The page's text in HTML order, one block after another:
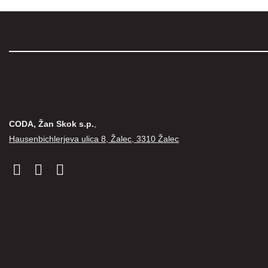
CODA, Žan Skok s.p.,
Hausenbichlerjeva ulica 8, Žalec, 3310 Žalec